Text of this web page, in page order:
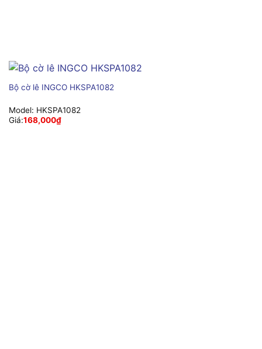
Bộ cờ lê INGCO HKSPA1082
Model: HKSPA1082
Giá:168,000₫